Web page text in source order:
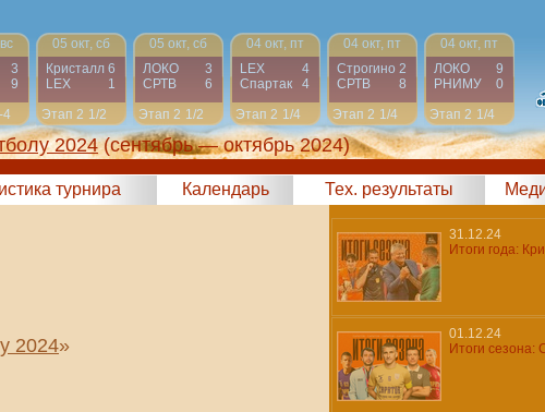
3
9
4
05 окт, сб
Кристалл 6
LEX
1
Этап 2 1/2
05 окт, сб
ЛОКО
3
СРТВ
6
Этап 2 1/2
04 окт, пт
LEX
4
Спартак
4
Этап 2 1/4
04 окт, пт
Строгино 2
СРТВ
8
Этап 2 1/4
04 окт, пт
ЛОКО
9
РНИМУ
0
Этап 2 1/4
2024 (сентябрь — октябрь 2024)
турнира Календарь Тех. результаты
2024»
31.12.24
Итоги года:
01.12.24
Итоги сезона: